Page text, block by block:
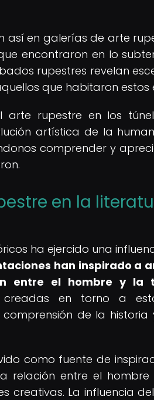
así en galerías de arte
encontraron en lo
rupestres revelan
que habitaron estos
rupestre en los
artística de la
comprender y
en la
ha ejercido una
han inspirado a
entre el hombre y la
en torno a
de la
como fuente de
relación entre el
creativas. La influencia